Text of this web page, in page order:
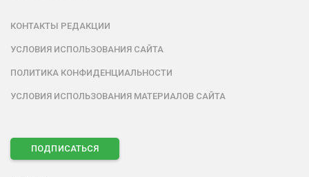
КОНТАКТЫ РЕДАКЦИИ
УСЛОВИЯ ИСПОЛЬЗОВАНИЯ САЙТА
ПОЛИТИКА КОНФИДЕНЦИАЛЬНОСТИ
УСЛОВИЯ ИСПОЛЬЗОВАНИЯ МАТЕРИАЛОВ САЙТА
ПОДПИСАТЬСЯ